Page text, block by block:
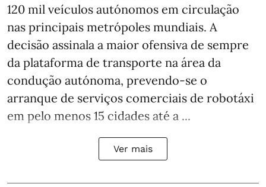
120 mil veículos autónomos em circulação
nas principais metrópoles mundiais. A
decisão assinala a maior ofensiva de sempre
da plataforma de transporte na área da
condução autónoma, prevendo-se o
arranque de serviços comerciais de robotáxi
em pelo menos 15 cidades até a ...
Ver mais